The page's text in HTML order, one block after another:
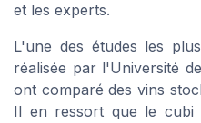
et les experts.
L'une des études les
réalisée par l'Université
ont comparé des vins
Il en ressort que le cubi